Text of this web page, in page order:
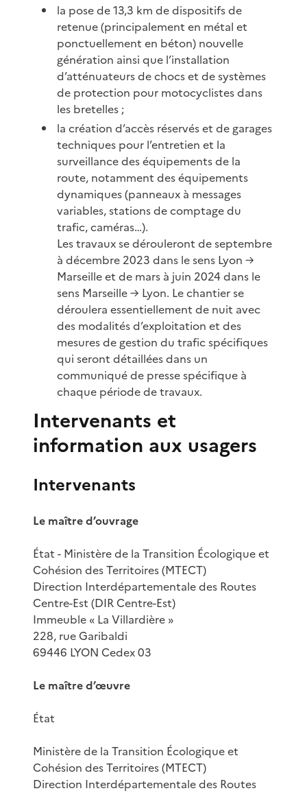
la pose de 13,3 km de dispositifs de
retenue (principalement en métal et
ponctuellement en béton) nouvelle
génération ainsi que l’installation
d’atténuateurs de chocs et de systèmes
de protection pour motocyclistes dans
les bretelles ;
la création d’accès réservés et de garages
techniques pour l’entretien et la
surveillance des équipements de la
route, notamment des équipements
dynamiques (panneaux à messages
variables, stations de comptage du
trafic, caméras…).
Les travaux se dérouleront de septembre
à décembre 2023 dans le sens Lyon →
Marseille et de mars à juin 2024 dans le
sens Marseille → Lyon. Le chantier se
déroulera essentiellement de nuit avec
des modalités d’exploitation et des
mesures de gestion du trafic spécifiques
qui seront détaillées dans un
communiqué de presse spécifique à
chaque période de travaux.
Intervenants et
information aux usagers
Intervenants
Le maître d’ouvrage
État - Ministère de la Transition Écologique et
Cohésion des Territoires (MTECT)
Direction Interdépartementale des Routes
Centre-Est (DIR Centre-Est)
Immeuble « La Villardière »
228, rue Garibaldi
69446 LYON Cedex 03
Le maître d’œuvre
État
Ministère de la Transition Écologique et
Cohésion des Territoires (MTECT)
Direction Interdépartementale des Routes